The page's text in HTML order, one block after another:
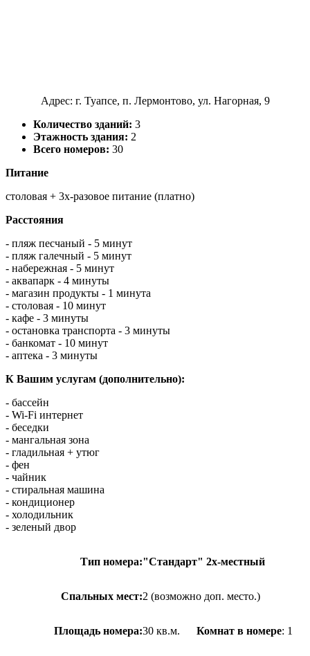
Адрес: г. Туапсе, п. Лермонтово, ул. Нагорная, 9
Количество зданий: 3
Этажность здания: 2
Всего номеров: 30
Питание
столовая + 3х-разовое питание (платно)
Расстояния
- пляж песчаный - 5 минут
- пляж галечный - 5 минут
- набережная - 5 минут
- аквапарк - 4 минуты
- магазин продукты - 1 минута
- столовая - 10 минут
- кафе - 3 минуты
- остановка транспорта - 3 минуты
- банкомат - 10 минут
- аптека - 3 минуты
К Вашим услугам (дополнительно):
- бассейн
- Wi-Fi интернет
- беседки
- мангальная зона
- гладильная + утюг
- фен
- чайник
- стиральная машина
- кондиционер
- холодильник
- зеленый двор
Тип номера:"Стандарт" 2х-местный
Спальных мест:2 (возможно доп. место.)
Площадь номера:30 кв.м. Комнат в номере: 1